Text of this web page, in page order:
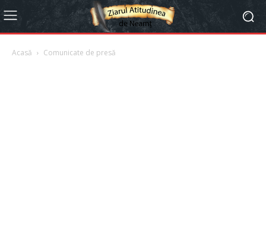
Acasă Comunicate de presă